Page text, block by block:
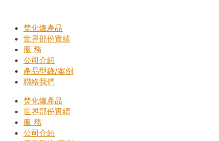
焚化爐產品
世界部份實績
服 務
公司介紹
產品型錄/案例
聯絡我們
焚化爐產品
世界部份實績
服 務
公司介紹